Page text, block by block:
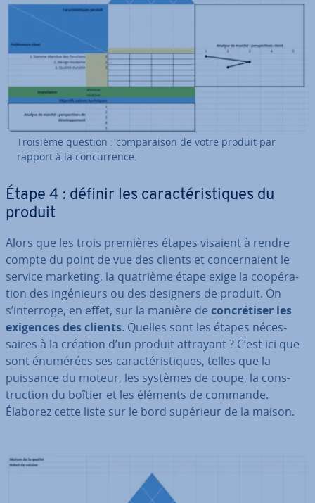
Troisième question : com­pa­rai­son de votre produit par
rapport à la con­cur­rence.
Étape 4 : définir les ca­rac­té­ris­tiques du
produit
Alors que les trois premières étapes visaient à rendre
compte du point de vue des clients et con­cer­naient le
service marketing, la quatrième étape exige la coo­pé­ra­
tion des in­gé­nieurs ou des designers de produit. On
s’interroge, en effet, sur la manière de con­cré­ti­ser les
exigences des clients. Quelles sont les étapes né­ces­
saires à la création d’un produit attrayant ? C’est ici que
sont énumérées ses ca­rac­té­ris­tiques, telles que la
puissance du moteur, les systèmes de coupe, la cons­
truc­tion du boîtier et les éléments de commande.
Élaborez cette liste sur le bord supérieur de la maison.